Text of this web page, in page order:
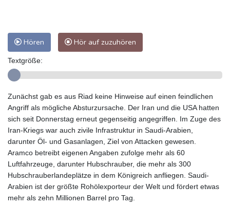
Hören Hör auf zuzuhören
Textgröße:
Zunächst gab es aus Riad keine Hinweise auf einen feindlichen
Angriff als mögliche Absturzursache. Der Iran und die USA hatten
sich seit Donnerstag erneut gegenseitig angegriffen. Im Zuge des
Iran-Kriegs war auch zivile Infrastruktur in Saudi-Arabien,
darunter Öl- und Gasanlagen, Ziel von Attacken gewesen.
Aramco betreibt eigenen Angaben zufolge mehr als 60
Luftfahrzeuge, darunter Hubschrauber, die mehr als 300
Hubschrauberlandeplätze in dem Königreich anfliegen. Saudi-
Arabien ist der größte Rohölexporteur der Welt und fördert etwas
mehr als zehn Millionen Barrel pro Tag.